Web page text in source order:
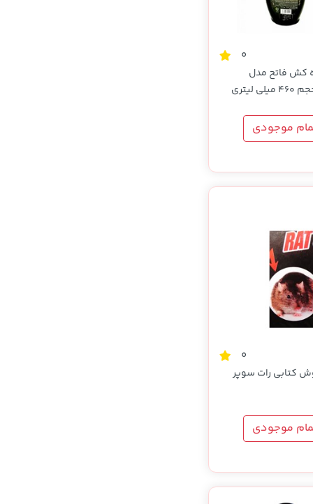
0
کش فاتح مدل
موجودی
0
کتابی رات سوپر
موجودی